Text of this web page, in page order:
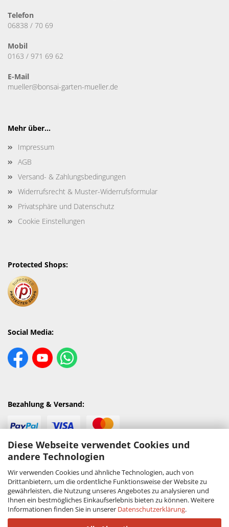
Diese Webseite verwendet Cookies und
andere Technologien
Wir verwenden Cookies und ähnliche Technologien, auch von
Drittanbietern, um die ordentliche Funktionsweise der Website zu
gewährleisten, die Nutzung unseres Angebotes zu analysieren und
Ihnen ein bestmögliches Einkaufserlebnis bieten zu können. Weitere
Informationen finden Sie in unserer Datenschutzerklärung.
Telefon
06838 / 70 69
Mobil
0163 / 971 69 62
E-Mail
mueller@bonsai-garten-mueller.de
Mehr über...
Impressum
AGB
Versand- & Zahlungsbedingungen
Widerrufsrecht & Muster-Widerrufsformular
Privatsphäre und Datenschutz
Cookie Einstellungen
Protected Shops:
Social Media:
Bezahlung & Versand:
Vertrag widerrufen